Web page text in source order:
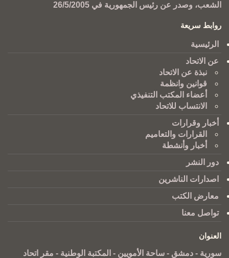
الشعب، وصدر عن رئيس الجمهورية في 26/5/2005
روابط سريعة
الرئيسية
عن الاتحاد
نبذة عن الاتحاد
قوانين وانظمة
أعضاء المكتب التنفيذي
الانتساب للاتحاد
أخبار وقرارات
القرارات والتعاميم
أخبار وأنشطة
دور النشر
اصدارات الناشرين
معارض الكتب
تواصل معنا
العنوان
سورية - دمشق - ساحة الأمويين - المكتبة الوطنية - مقر اتحاد